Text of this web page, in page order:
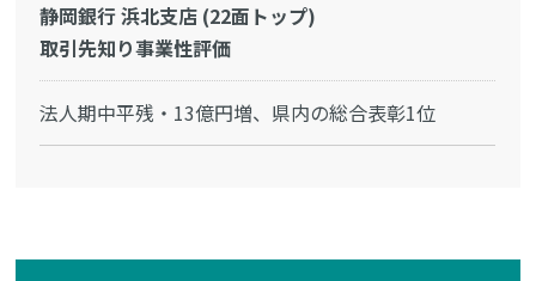
静岡銀行 浜北支店 (22面トップ)
取引先知り事業性評価
法人期中平残・13億円増、県内の総合表彰1位